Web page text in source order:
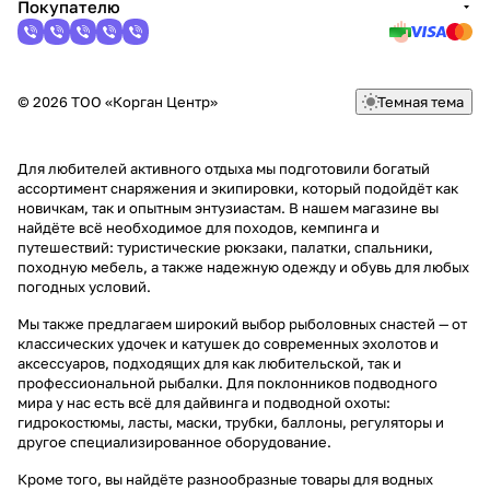
Покупателю
© 2026 ТОО «Корган Центр» Темная тема
Для любителей активного отдыха мы подготовили богатый
ассортимент снаряжения и экипировки, который подойдёт как
новичкам, так и опытным энтузиастам. В нашем магазине вы
найдёте всё необходимое для походов, кемпинга и
путешествий: туристические рюкзаки, палатки, спальники,
походную мебель, а также надежную одежду и обувь для любых
погодных условий.
Мы также предлагаем широкий выбор рыболовных снастей — от
классических удочек и катушек до современных эхолотов и
аксессуаров, подходящих для как любительской, так и
профессиональной рыбалки. Для поклонников подводного
мира у нас есть всё для дайвинга и подводной охоты:
гидрокостюмы, ласты, маски, трубки, баллоны, регуляторы и
другое специализированное оборудование.
Кроме того, вы найдёте разнообразные товары для водных